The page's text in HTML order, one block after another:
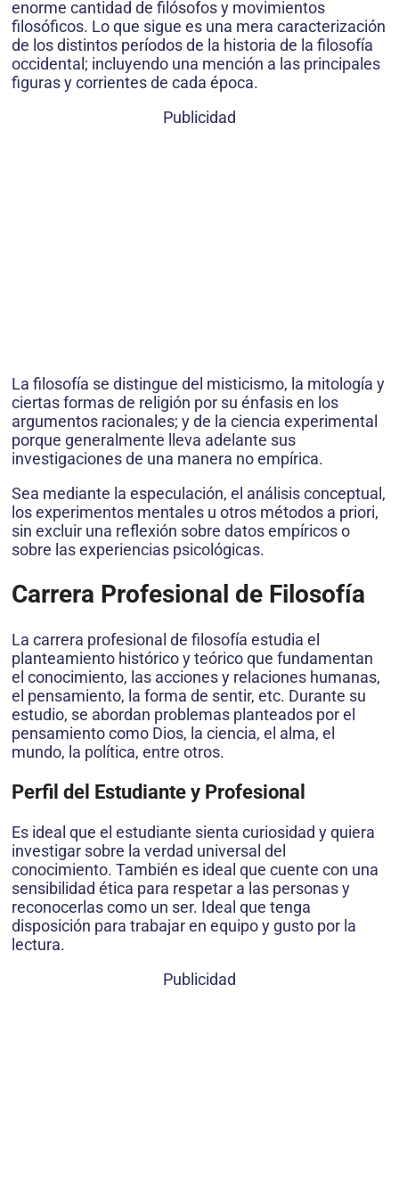
enorme cantidad de filósofos y movimientos
filosóficos. Lo que sigue es una mera caracterización
de los distintos períodos de la historia de la filosofía
occidental; incluyendo una mención a las principales
figuras y corrientes de cada época.
Publicidad
La filosofía se distingue del misticismo, la mitología y
ciertas formas de religión por su énfasis en los
argumentos racionales; y de la ciencia experimental
porque generalmente lleva adelante sus
investigaciones de una manera no empírica.
Sea mediante la especulación, el análisis conceptual,
los experimentos mentales u otros métodos a priori,
sin excluir una reflexión sobre datos empíricos o
sobre las experiencias psicológicas.
Carrera Profesional de Filosofía
La carrera profesional de filosofía estudia el
planteamiento histórico y teórico que fundamentan
el conocimiento, las acciones y relaciones humanas,
el pensamiento, la forma de sentir, etc. Durante su
estudio, se abordan problemas planteados por el
pensamiento como Dios, la ciencia, el alma, el
mundo, la política, entre otros.
Perfil del Estudiante y Profesional
Es ideal que el estudiante sienta curiosidad y quiera
investigar sobre la verdad universal del
conocimiento. También es ideal que cuente con una
sensibilidad ética para respetar a las personas y
reconocerlas como un ser. Ideal que tenga
disposición para trabajar en equipo y gusto por la
lectura.
Publicidad